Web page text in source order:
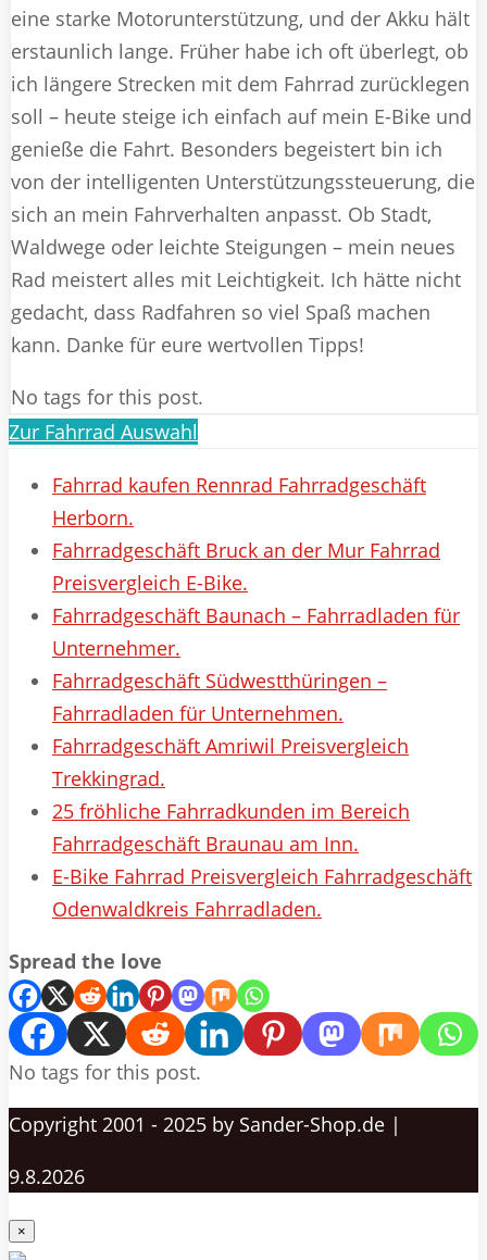
eine starke Motorunterstützung, und der Akku hält
erstaunlich lange. Früher habe ich oft überlegt, ob
ich längere Strecken mit dem Fahrrad zurücklegen
soll – heute steige ich einfach auf mein E-Bike und
genieße die Fahrt. Besonders begeistert bin ich
von der intelligenten Unterstützungssteuerung, die
sich an mein Fahrverhalten anpasst. Ob Stadt,
Waldwege oder leichte Steigungen – mein neues
Rad meistert alles mit Leichtigkeit. Ich hätte nicht
gedacht, dass Radfahren so viel Spaß machen
kann. Danke für eure wertvollen Tipps!
No tags for this post.
Zur Fahrrad Auswahl
Fahrrad kaufen Rennrad Fahrradgeschäft
Herborn.
Fahrradgeschäft Bruck an der Mur Fahrrad
Preisvergleich E-Bike.
Fahrradgeschäft Baunach – Fahrradladen für
Unternehmer.
Fahrradgeschäft Südwestthüringen –
Fahrradladen für Unternehmen.
Fahrradgeschäft Amriwil Preisvergleich
Trekkingrad.
25 fröhliche Fahrradkunden im Bereich
Fahrradgeschäft Braunau am Inn.
E-Bike Fahrrad Preisvergleich Fahrradgeschäft
Odenwaldkreis Fahrradladen.
Spread the love
No tags for this post.
Copyright 2001 - 2025 by Sander-Shop.de |
9.8.2026
×